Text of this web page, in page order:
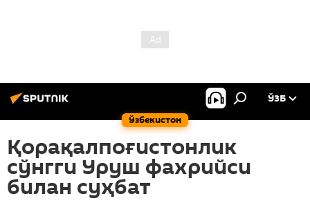
Ўзбекистон
ЎЗБ
Қорақалпоғистонлик
сўнгги Уруш фахрийси
билан суҳбат